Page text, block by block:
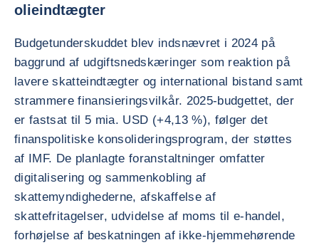
olieindtægter
Budgetunderskuddet blev indsnævret i 2024 på
baggrund af udgiftsnedskæringer som reaktion på
lavere skatteindtægter og international bistand samt
strammere finansieringsvilkår. 2025-budgettet, der
er fastsat til 5 mia. USD (+4,13 %), følger det
finanspolitiske konsolideringsprogram, der støttes
af IMF. De planlagte foranstaltninger omfatter
digitalisering og sammenkobling af
skattemyndighederne, afskaffelse af
skattefritagelser, udvidelse af moms til e-handel,
forhøjelse af beskatningen af ikke-hjemmehørende